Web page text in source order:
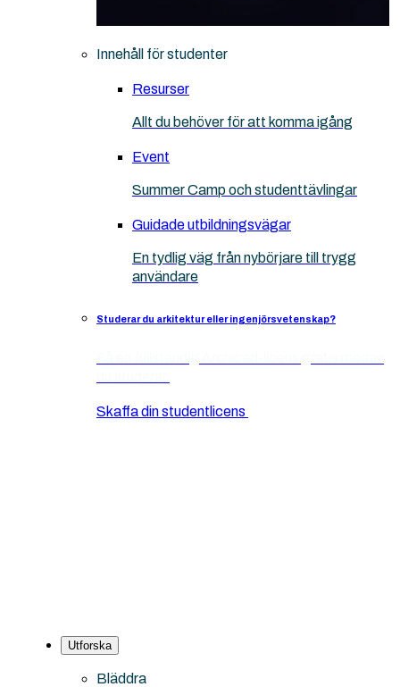
Innehåll för studenter
Resurser
Allt du behöver för att komma igång
Event
Summer Camp och studenttävlingar
Guidade utbildningsvägar
En tydlig väg från nybörjare till trygg
användare
Studerar du arkitektur eller ingenjörsvetenskap?
Skaffa din studentlicens
Utforska
Bläddra